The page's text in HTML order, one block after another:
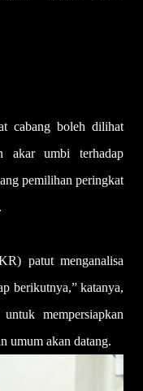
cabang boleh dilihat
akar umbi terhadap
pemilihan peringkat
patut menganalisa
berikutnya,” katanya,
mempersiapkan
umum akan datang.